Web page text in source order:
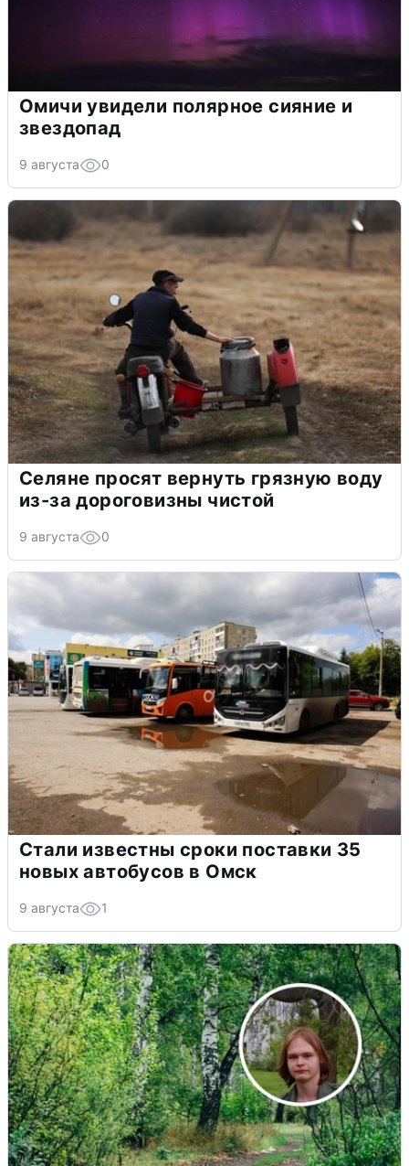
Омичи увидели полярное сияние и
звездопад
9 августа 0
Селяне просят вернуть грязную воду
из-за дороговизны чистой
9 августа 0
Стали известны сроки поставки 35
новых автобусов в Омск
9 августа 1